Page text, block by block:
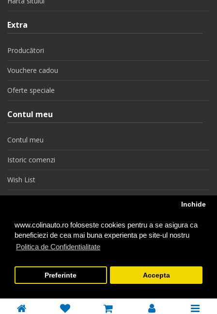
www.colinauto.ro foloseste cookies pentru a se asigura ca
beneficiezi de cea mai buna experienta pe site-ul nostru
Politica de Confidentialitate
Inchide
Preferinte Accepta
Extra
Producători
Vouchere cadou
Oferte speciale
Contul meu
Contul meu
Istoric comenzi
Wish List
− 1 + Adauga in Cos